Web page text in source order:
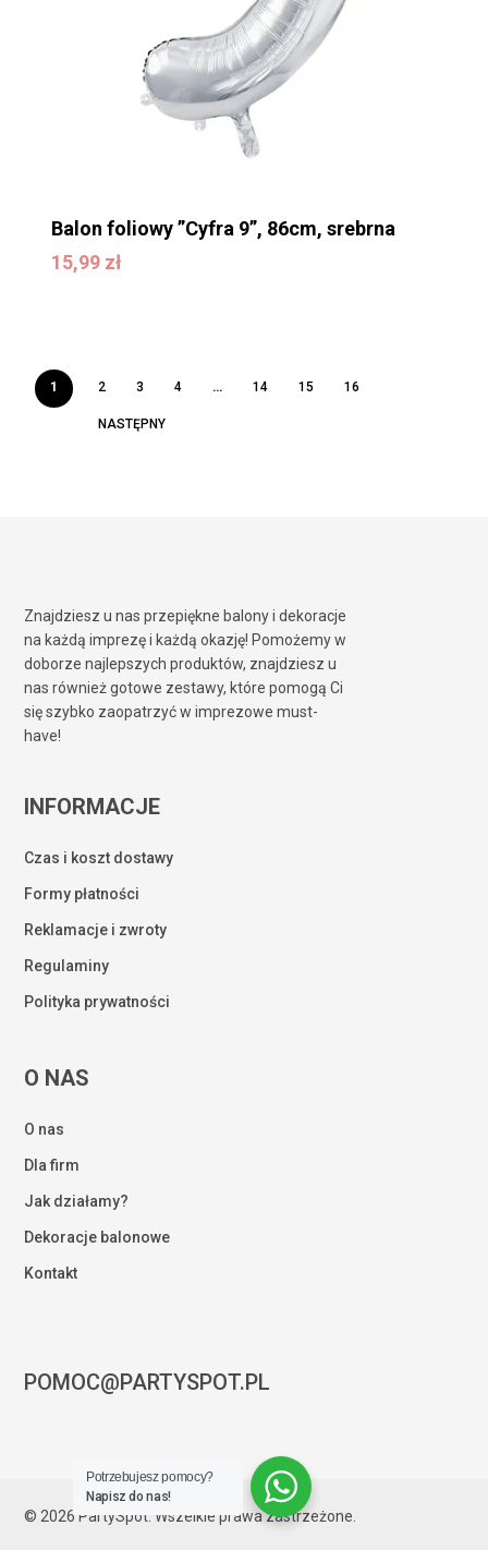
ZOBACZ KOSZYK
Balon foliowy ”Cyfra 9”, 86cm, srebrna
15,99 zł
15,99
1 2 3 4 … 14 15 16
NASTĘPNY
Znajdziesz u nas przepiękne balony i dekoracje
na każdą imprezę i każdą okazję! Pomożemy w
doborze najlepszych produktów, znajdziesz u
nas również gotowe zestawy, które pomogą Ci
się szybko zaopatrzyć w imprezowe must-
have!
INFORMACJE
Czas i koszt dostawy
Formy płatności
Reklamacje i zwroty
Regulaminy
Polityka prywatności
O NAS
O nas
Dla firm
Jak działamy?
Dekoracje balonowe
Kontakt
POMOC@PARTYSPOT.PL
© 2026 PartySpot. Wszelkie prawa zastrzeżone.
Potrzebujesz pomocy?
Napisz do nas!